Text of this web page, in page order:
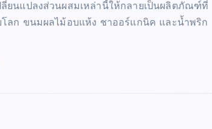
ลี่ยนแปลงส่วนผสมเหล่านี้ให้กลายเป็นผลิตภัณฑ์ที่
โลก ขนมผลไม้อบแห้ง ชาออร์แกนิค และน้ำพริก